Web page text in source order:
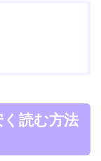
読む方法